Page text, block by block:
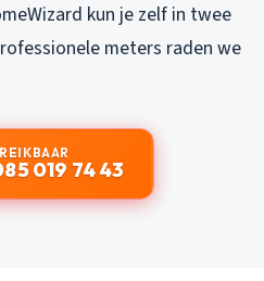
kun je zelf in twee
meters raden we
019 74 43